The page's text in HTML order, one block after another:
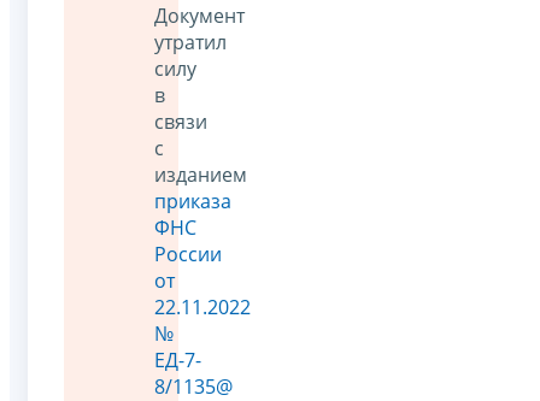
Документ
утратил
силу
в
связи
с
изданием
приказа
ФНС
России
от
22.11.2022
№
ЕД-7-
8/1135@